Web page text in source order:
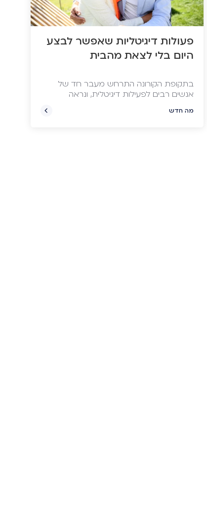
פעולות דיגיטליות שאפשר לבצע
היום בלי לצאת מהבית
בתקופת הקורונה התרחש מעבר חד של
אנשים רבים לפעילות דיגיטלית, ונראה
גופים מסחריים, ועוד מגוון פעולות שאפשר
מה חדש